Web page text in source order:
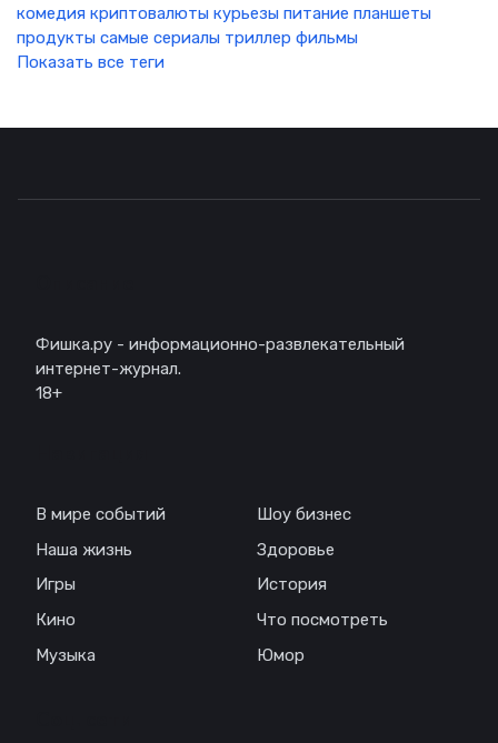
комедия криптовалюты курьезы питание планшеты
продукты самые сериалы триллер фильмы
Показать все теги
Фишка.ру - информационно-развлекательный
интернет-журнал.
18+
В мире событий
Наша жизнь
Игры
Кино
Музыка
Шоу бизнес
Здоровье
История
Что посмотреть
Юмор